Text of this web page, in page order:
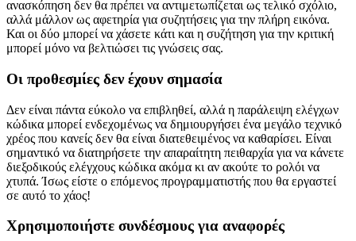
Η αμφισβήτηση μιας κριτικής μπορεί να οδηγήσει σε μεγάλες
μεταφορές γνώσεων μεταξύ προγραμματιστών. Μια δεδομένη
ανασκόπηση δεν θα πρέπει να αντιμετωπίζεται ως τελικό σχόλιο,
αλλά μάλλον ως αφετηρία για συζητήσεις για την πλήρη εικόνα.
Και οι δύο μπορεί να χάσετε κάτι και η συζήτηση για την κριτική
μπορεί μόνο να βελτιώσει τις γνώσεις σας.
Οι προθεσμίες δεν έχουν σημασία
Δεν είναι πάντα εύκολο να επιβληθεί, αλλά η παράλειψη ελέγχων
κώδικα μπορεί ενδεχομένως να δημιουργήσει ένα μεγάλο τεχνικό
χρέος που κανείς δεν θα είναι διατεθειμένος να καθαρίσει. Είναι
σημαντικό να διατηρήσετε την απαραίτητη πειθαρχία για να κάνετε
διεξοδικούς ελέγχους κώδικα ακόμα κι αν ακούτε το ρολόι να
χτυπά. Ίσως είστε ο επόμενος προγραμματιστής που θα εργαστεί
σε αυτό το χάος!